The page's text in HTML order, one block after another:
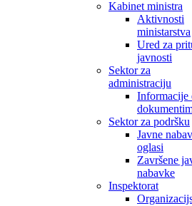
Kabinet ministra
Aktivnosti
ministarstva
Ured za
javnosti
Sektor za
administraciju
Informacije
Sektor za podršku
Javne
oglasi
Završene
nabavke
Inspektorat